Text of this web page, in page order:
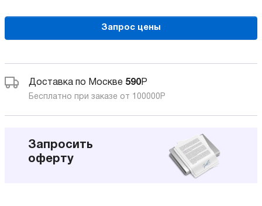
Запрос цены
Доставка по Москве 590Р
Бесплатно при заказе от 100000 Р
Запросить
оферту